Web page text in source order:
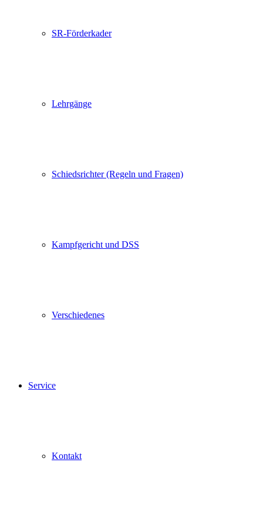
SR-Förderkader
Lehrgänge
Schiedsrichter (Regeln und Fragen)
Kampfgericht und DSS
Verschiedenes
Service
Kontakt